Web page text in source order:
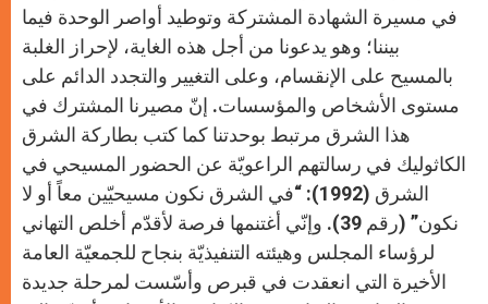
في مسيرة الشهادة المشتركة وتوطيد أواصر الوحدة فيما
بيننا؛ وهو يدعونا من أجل هذه الغاية، لإحراز الغلبة
بالمسيح على الإنقسام، وعلى التغيير والتجدد الدائم على
مستوى الأشخاص والمؤسسات. إنّ مصيرنا المشترك في
هذا الشرق مرتبط بوحدتنا كما كتب بطاركة الشرق
الكاثوليك في رسالتهم الراعويّة عن الحضور المسيحي في
الشرق (1992): “في الشرق نكون مسيحيّين معاً أو لا
نكون” (رقم 39). وإنّي أغتنمها فرصة لأقدّم أخلص التهاني
لرؤساء المجلس وهيئته التنفيذيّة بنجاح للجمعيّة العامة
الأخيرة التي انعقدت في قبرص وأسّست لمرحلة جديدة